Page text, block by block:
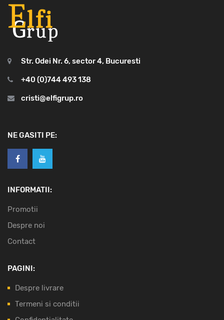
Str. Odei Nr. 6, sector 4, Bucuresti
+40 (0)744 493 138
cristi@elfigrup.ro
NE GASITI PE:
INFORMATII:
Promotii
Despre noi
Contact
PAGINI:
Despre livrare
Termeni si conditii